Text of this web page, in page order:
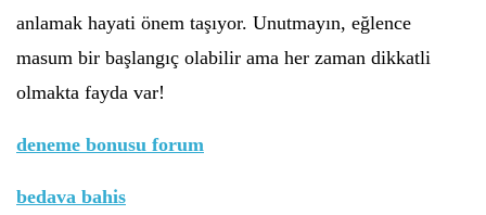
anlamak hayati önem taşıyor. Unutmayın, eğlence
masum bir başlangıç olabilir ama her zaman dikkatli
olmakta fayda var!
deneme bonusu forum
bedava bahis